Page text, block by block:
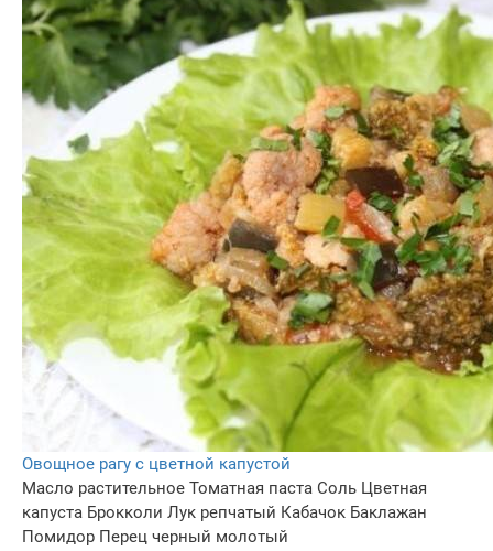
Овощное рагу с цветной капустой
Масло растительное Томатная паста Соль Цветная
капуста Брокколи Лук репчатый Кабачок Баклажан
Помидор Перец черный молотый